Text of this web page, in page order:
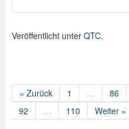
Veröffentlicht unter QTC.
« Zurück 1 … 86
92
… 110 Weiter »